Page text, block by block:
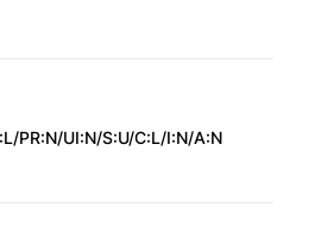
PR:N/UI:N/S:U/C:L/I:N/A:N